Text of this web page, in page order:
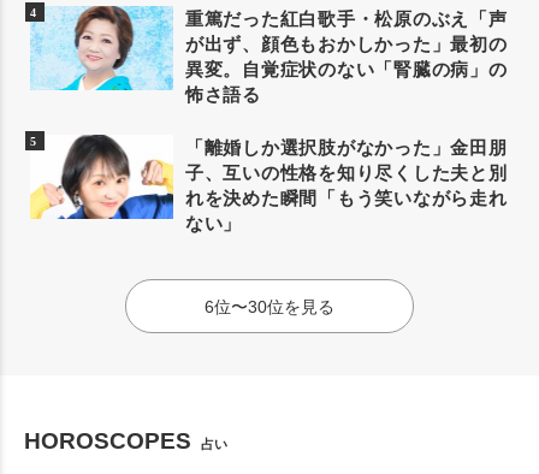
重篤だった紅白歌手・松原のぶえ「声
が出ず、顔色もおかしかった」最初の
異変。自覚症状のない「腎臓の病」の
怖さ語る
「離婚しか選択肢がなかった」金田朋
子、互いの性格を知り尽くした夫と別
れを決めた瞬間「もう笑いながら走れ
ない」
6位〜30位を見る
HOROSCOPES 占い